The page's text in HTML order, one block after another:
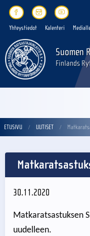
Yhteystiedot Kalenteri
Suomen
Finlands
ETUSIVU UUTISET
30.11.2020
Matkaratsastuksen
uudelleen.